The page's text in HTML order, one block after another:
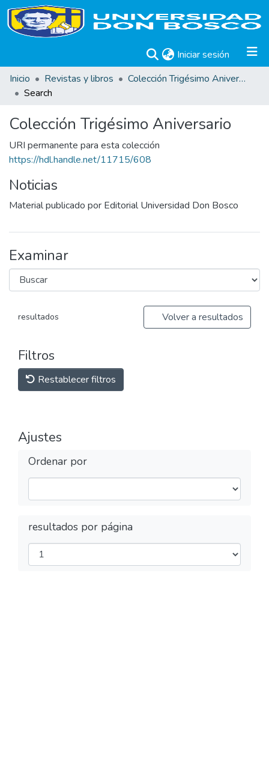
Iniciar sesión (current)
Inicio
Revistas y libros
Colección Trigésimo Aniversario
Search
Colección Trigésimo Aniversario
URI permanente para esta colección
https://hdl.handle.net/11715/608
Noticias
Material publicado por Editorial Universidad Don Bosco
Examinar
resultados Volver a resultados
Filtros
Restablecer filtros
Ajustes
Ordenar por
resultados por página